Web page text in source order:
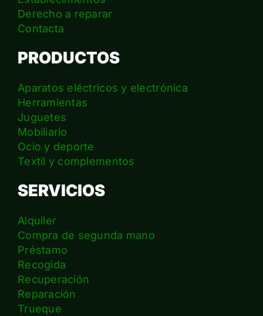
Derecho a reparar
Contacta
PRODUCTOS
Aparatos eléctricos y electrónica
Herramientas
Juguetes
Mobiliario
Ocio y deporte
Textil y complementos
SERVICIOS
Alquiler
Compra de segunda mano
Préstamo
Recogida
Recuperación
Reparación
Trueque